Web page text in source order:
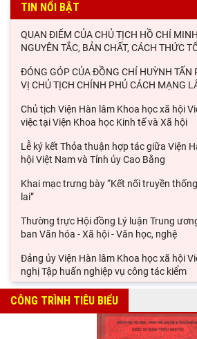
TIN NỔI BẬT
QUAN ĐIỂM CỦA CHỦ TỊCH HỒ CHÍ
NGUYÊN TẮC, BẢN CHẤT, CÁCH THỨC
ĐÓNG GÓP CỦA ĐỒNG CHÍ HUỲNH TẤN
VỊ CHỦ TỊCH CHÍNH PHỦ CÁCH MẠNG
Chủ tịch Viện Hàn lâm Khoa học xã hội
việc tại Viện Khoa học Kinh tế và Xã hội
Lễ ký kết Thỏa thuận hợp tác giữa Viện
hội Việt Nam và Tỉnh ủy Cao Bằng
Khai mạc trưng bày “Kết nối truyền
lai”
Thường trực Hội đồng Lý luận Trung
ban Văn hóa - Xã hội - Văn học, nghệ
Đảng ủy Viện Hàn lâm Khoa học xã hội
nghị Tập huấn nghiệp vụ công tác kiểm
Viện Sử học tham gia Hội thảo khoa học
Hội thảo khoa học quốc gia “Danh nhân
CÔNG TRÌNH TIÊU BIỂU